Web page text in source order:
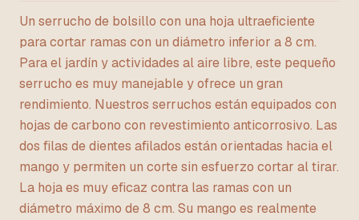
Un serrucho de bolsillo con una hoja ultraeficiente
para cortar ramas con un diámetro inferior a 8 cm.
Para el jardín y actividades al aire libre, este pequeño
serrucho es muy manejable y ofrece un gran
rendimiento. Nuestros serruchos están equipados con
hojas de carbono con revestimiento anticorrosivo. Las
dos filas de dientes afilados están orientadas hacia el
mango y permiten un corte sin esfuerzo cortar al tirar.
La hoja es muy eficaz contra las ramas con un
diámetro máximo de 8 cm. Su mango es realmente